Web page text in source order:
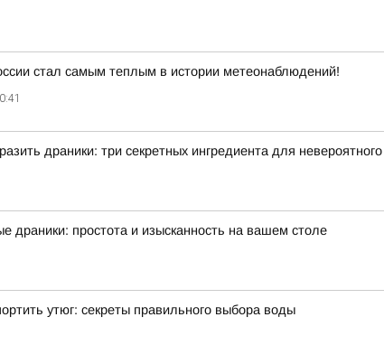
стал самым теплым в истории метеонаблюдений!
драники: три секретных ингредиента для невероятного
драники: простота и изысканность на вашем столе
утюг: секреты правильного выбора воды